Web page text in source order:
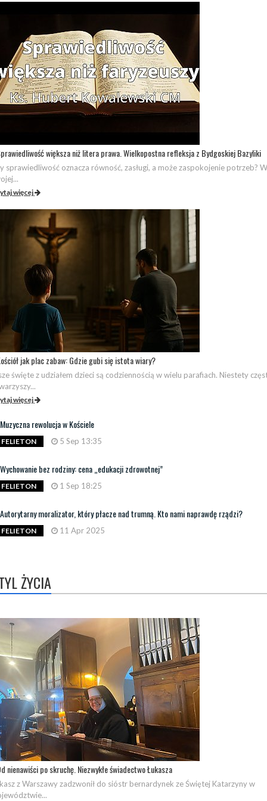
większa niż litera prawa. Wielkopostna refleksja z Bydgoskiej Bazyliki
sprawiedliwość oznacza równość, zasługi, a może zaspokojenie potrzeb? W
więcej
jak plac zabaw: Gdzie gubi się istota wiary?
święte z udziałem dzieci są codziennością w wielu parafiach. Niestety
więcej
Muzyczna rewolucja w Kościele
FELIETON 5 Sep 13:35
Wychowanie bez rodziny: cena „edukacji zdrowotnej”
FELIETON 1 Sep 18:25
Autorytarny moralizator, który płacze nad trumną. Kto nami naprawdę rządzi?
FELIETON 11 Apr 2025
ŻYCIA
nienawiści po skruchę. Niezwykłe świadectwo Łukasza
z Warszawy zadzwonił do sióstr bernardynek ze Świętej Katarzyny w